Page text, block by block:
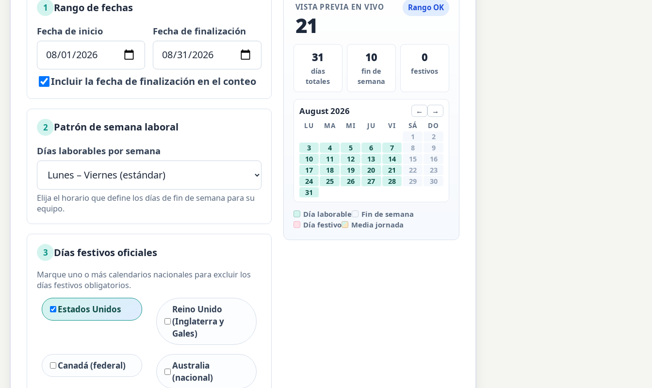
1 Rango de fechas
Fecha de inicio Fecha de finalización
Incluir la fecha de finalización en el conteo
2 Patrón de semana laboral
Días laborables por semana
Elija el horario que define los días de fin de semana para su
equipo.
3 Días festivos oficiales
Marque uno o más calendarios nacionales para excluir los
días festivos obligatorios.
Estados Unidos
Reino Unido
(Inglaterra y
Gales)
Canadá (federal)
Australia
(nacional)
VISTA PREVIA EN VIVO
21
Rango OK
31
días
totales
10
fin de
semana
0
festivos
August 2026 ← →
LU MA MI JU VI SÁ
DO
1
2
3
4 5 6 7 8
9
10
11 12 13 14 15
16
17
18 19 20 21 22
23
24
25 26 27 28 29
30
31
Día laborable
Fin de semana
Día festivo
Media jornada